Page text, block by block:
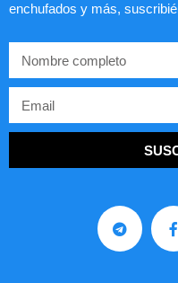
enchufados y más,